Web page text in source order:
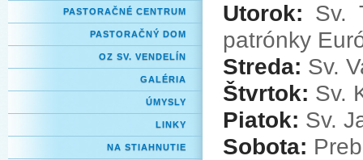
PASTORAČNÉ CENTRUM
PASTORAČNÝ DOM
OZ SV. VENDELÍN
GALÉRIA
ÚMYSLY
LINKY
NA STIAHNUTIE
Utorok: Sv.
patrónky
Streda: Sv.
Štvrtok: Sv.
Piatok: Sv.
Sobota: